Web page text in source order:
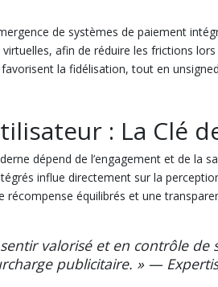
de systèmes de paiement
afin de réduire les frictions
la fidélisation, tout en
: La Clé
dépend de l’engagement et de la
influe directement sur la
récompense équilibrés et une
valorisé et en contrôle de
publicitaire. » —